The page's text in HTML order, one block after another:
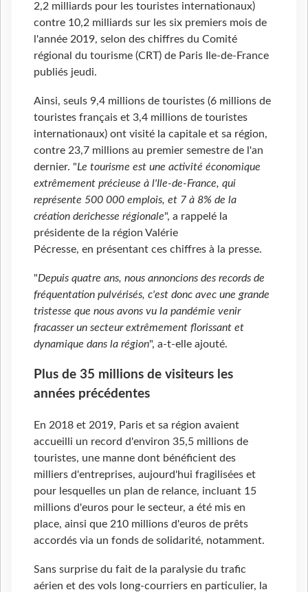
2,2 milliards pour les touristes internationaux)
contre 10,2 milliards sur les six premiers mois de
l'année 2019, selon des chiffres du Comité
régional du tourisme (CRT) de Paris Ile-de-France
publiés jeudi.
Ainsi, seuls 9,4 millions de touristes (6 millions de
touristes français et 3,4 millions de touristes
internationaux) ont visité la capitale et sa région,
contre 23,7 millions au premier semestre de l'an
dernier. "Le tourisme est une activité économique
extrêmement précieuse à l'Ile-de-France, qui
représente 500 000 emplois, et 7 à 8% de la
création derichesse régionale", a rappelé la
présidente de la région Valérie
Pécresse, en présentant ces chiffres à la presse.
"Depuis quatre ans, nous annoncions des records de
fréquentation pulvérisés, c'est donc avec une grande
tristesse que nous avons vu la pandémie venir
fracasser un secteur extrêmement florissant et
dynamique dans la région", a-t-elle ajouté.
Plus de 35 millions de visiteurs les
années précédentes
En 2018 et 2019, Paris et sa région avaient
accueilli un record d'environ 35,5 millions de
touristes, une manne dont bénéficient des
milliers d'entreprises, aujourd'hui fragilisées et
pour lesquelles un plan de relance, incluant 15
millions d'euros pour le secteur, a été mis en
place, ainsi que 210 millions d'euros de prêts
accordés via un fonds de solidarité, notamment.
Sans surprise du fait de la paralysie du trafic
aérien et des vols long-courriers en particulier, la